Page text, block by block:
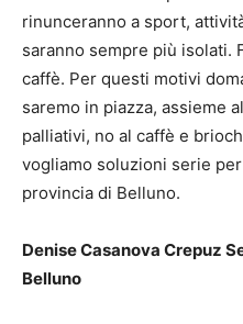
rinunceranno a sport,
saranno sempre più isolati.
caffè. Per questi motivi
saremo in piazza, assieme
palliativi, no al caffè e
vogliamo soluzioni serie
provincia di Belluno.
Denise Casanova Crepuz
Belluno